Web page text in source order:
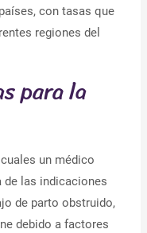
con tasas que
regiones del
para la
un médico
de las indicaciones
de parto obstruido,
debido a factores